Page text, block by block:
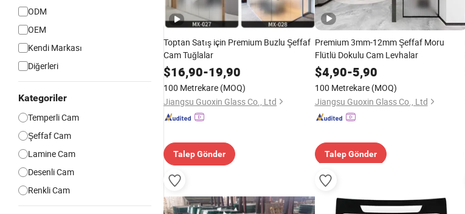
ODM
OEM
Kendi Markası
Diğerleri
Kategoriler
Temperli Cam
Şeffaf Cam
Lamine Cam
Desenli Cam
Renkli Cam
Toptan Satış için Premium Buzlu Şeffaf
Cam Tuğlalar
$16,90-19,90
100 Metrekare (MOQ)
Jiangsu Guoxin Glass Co., Ltd
Talep Gönder
Premium 3mm-12mm Şeffaf Moru
Flütlü Dokulu Cam Levhalar
$4,90-5,90
100 Metrekare (MOQ)
Jiangsu Guoxin Glass Co., Ltd
Talep Gönder